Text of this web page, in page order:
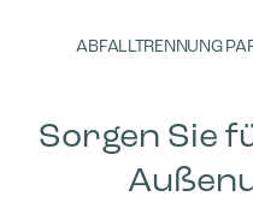
ABFALLTRENNUNG
Sorgen Sie